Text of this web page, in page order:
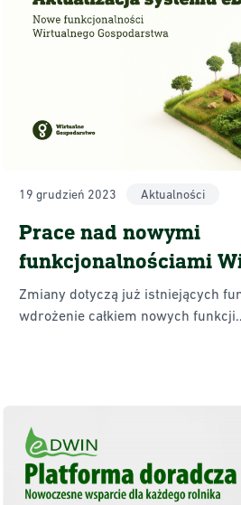
19 grudzień 2023 Aktualności
Prace nad nowymi
funkcjonalnościami
Gospodarstwa
Zmiany dotyczą już istniejących
wdrożenie całkiem nowych funkcji…